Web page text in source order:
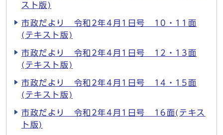
スト版)
市政だより 令和2年4月1日号 10・11面
(テキスト版)
市政だより 令和2年4月1日号 12・13面
(テキスト版)
市政だより 令和2年4月1日号 14・15面
(テキスト版)
市政だより 令和2年4月1日号 16面(テキス
ト版)